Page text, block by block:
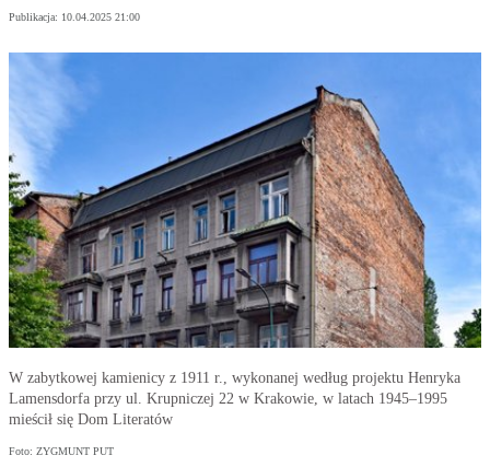
Publikacja: 10.04.2025 21:00
W zabytkowej kamienicy z 1911 r., wykonanej według projektu Henryka
Lamensdorfa przy ul. Krupniczej 22 w Krakowie, w latach 1945–1995
mieścił się Dom Literatów
Foto: ZYGMUNT PUT